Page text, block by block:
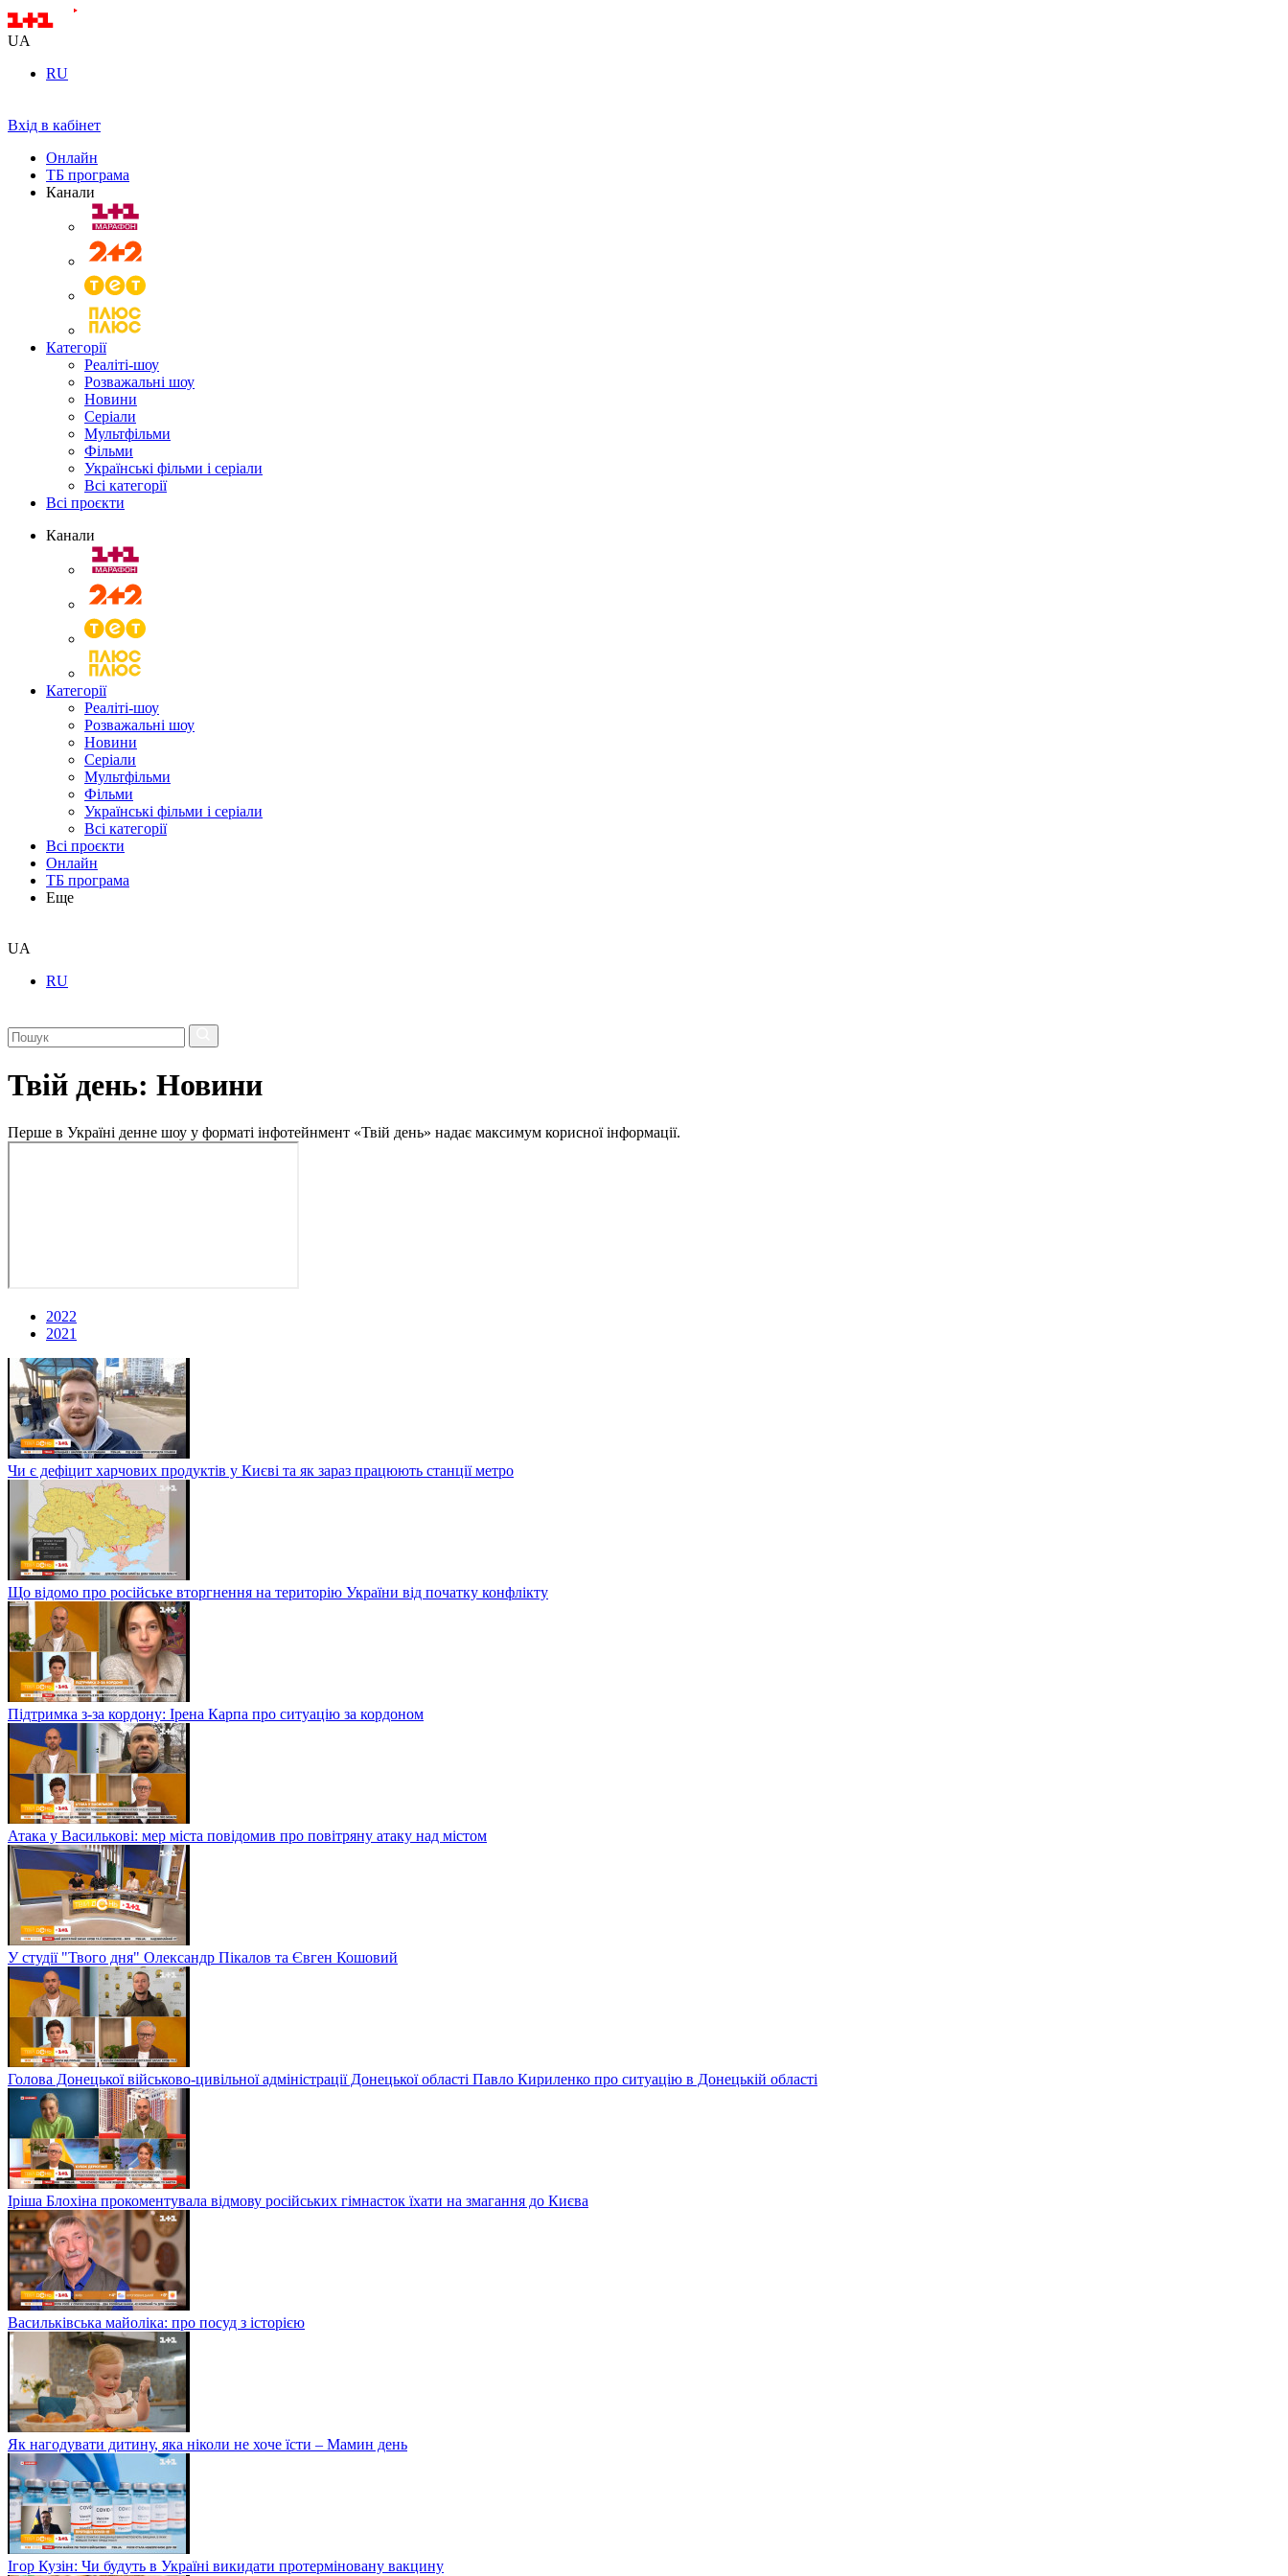
UA
RU
Вхід в кабінет
Онлайн
ТБ програма
Канали
Категорії
Реаліті-шоу
Розважальні шоу
Новини
Серіали
Мультфільми
Фільми
Українські фільми і серіали
Всі категорії
Всі проєкти
Канали
Категорії
Реаліті-шоу
Розважальні шоу
Новини
Серіали
Мультфільми
Фільми
Українські фільми і серіали
Всі категорії
Всі проєкти
Онлайн
ТБ програма
Еще
UA
RU
Твій день: Новини
Перше в Україні денне шоу у форматі інфотейнмент «Твій день» надає максимум корисної інформації.
2022
2021
Чи є дефіцит харчових продуктів у Києві та як зараз працюють станції метро
Що відомо про російське вторгнення на територію України від початку конфлікту
Підтримка з-за кордону: Ірена Карпа про ситуацію за кордоном
Атака у Василькові: мер міста повідомив про повітряну атаку над містом
У студії "Твого дня" Олександр Пікалов та Євген Кошовий
Голова Донецької військово-цивільної адміністрації Донецької області Павло Кириленко про ситуацію в Донецькій області
Іріша Блохіна прокоментувала відмову російських гімнасток їхати на змагання до Києва
Васильківська майоліка: про посуд з історією
Як нагодувати дитину, яка ніколи не хоче їсти – Мамин день
Ігор Кузін: Чи будуть в Україні викидати протерміновану вакцину